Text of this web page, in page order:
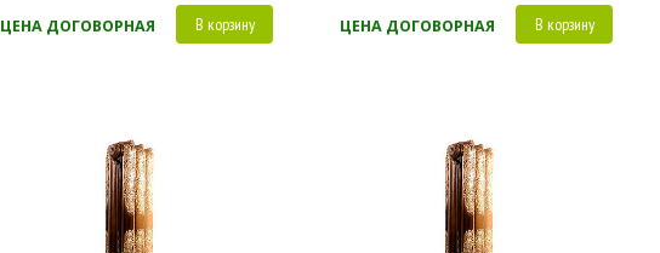
ЦЕНА ДОГОВОРНАЯ В корзину ЦЕНА ДОГОВОРНАЯ В корзину